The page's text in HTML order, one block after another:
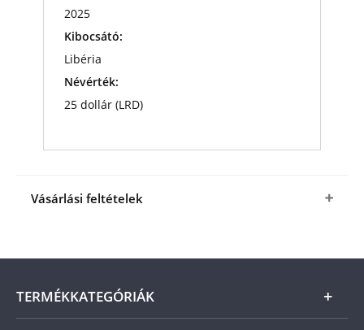
2025
Kibocsátó:
Libéria
Névérték:
25 dollár (LRD)
Vásárlási feltételek
emlékérméta fenti kedvező áron (+ azÁSZF-ben
termék ára online, vagy szállításkor a futárnak
vagy a termékhez csatolt fizetési szelvényen, a
számla kiállításától számított 21 napon belül
TERMÉKKATEGÓRIÁK